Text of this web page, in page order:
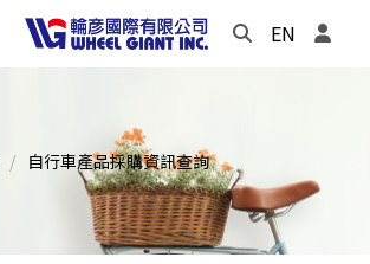
EN
自行車產品採購資訊查詢